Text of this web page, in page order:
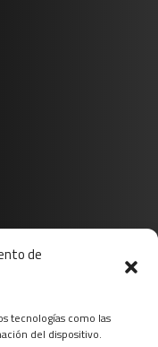
de
tecnologías como las
del dispositivo.